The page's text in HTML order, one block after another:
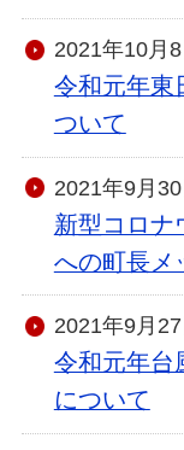
2021年10月8
令和元年東
ついて
2021年9月30
新型コロナ
への町長メ
2021年9月27
令和元年台
について